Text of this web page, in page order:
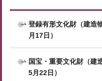
登録有形文化財（建造
月17日）
国宝・重要文化財（建
5月22日）